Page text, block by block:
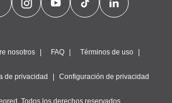
nosotros FAQ Términos de uso
de privacidad Configuración de privacidad
Todos los derechos reservados